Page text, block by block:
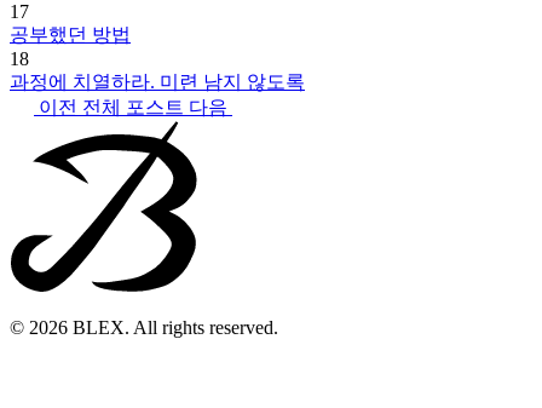
17
공부했던 방법
18
과정에 치열하라. 미련 남지 않도록
이전 전체 포스트 다음
© 2026 BLEX. All rights reserved.